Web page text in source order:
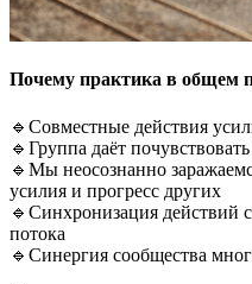
Почему практика в общем
🔹Совместные действия
🔹Группа даёт
🔹Мы неосознанно
усилия и прогресс других
🔹Синхронизация действий
потока
🔹Синергия сообщества